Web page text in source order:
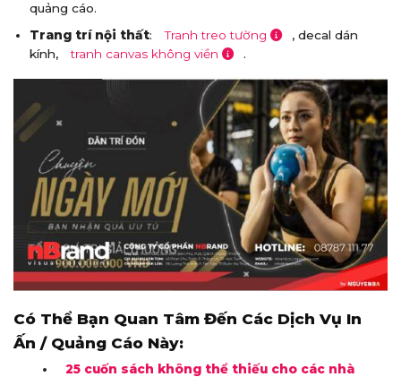
quảng cáo.
Trang trí nội thất: Tranh treo tường
, decal dán
kính,
tranh canvas không viền .
Có Thể Bạn Quan Tâm Đến Các Dịch Vụ In
Ấn / Quảng Cáo Này:
25 cuốn sách không thể thiếu cho các nhà